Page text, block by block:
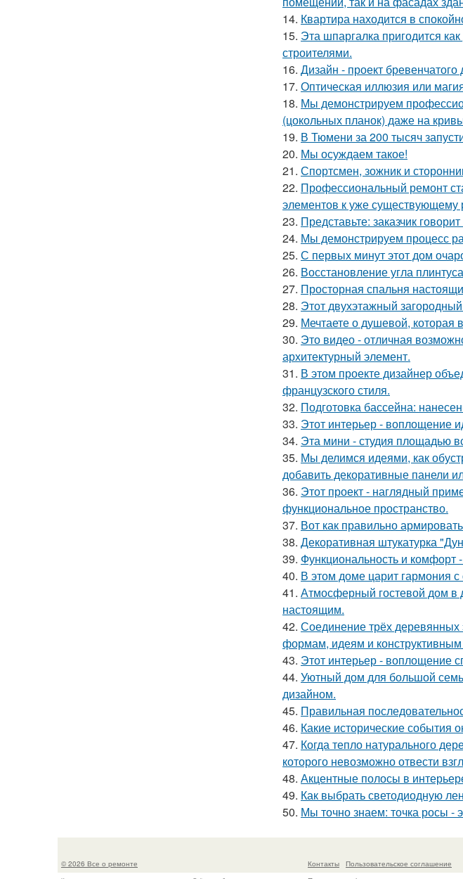
14. Квартира находится в
15. Эта шпаргалка пригодится
строителями.
16. Дизайн - проект
17. Оптическая иллюзия или
18. Мы демонстрируем
(цокольных планок) даже на
19. В Тюмени за 200 тысяч
20. Мы осуждаем такое!
21. Спортсмен, зожник и
22. Профессиональный ремонт
элементов к уже существующему
23. Представьте: заказчик
24. Мы демонстрируем процесс
25. С первых минут этот дом
26. Восстановление угла
27. Просторная спальня
28. Этот двухэтажный
29. Мечтаете о душевой, которая
30. Это видео - отличная
архитектурный элемент.
31. В этом проекте дизайнер
французского стиля.
32. Подготовка бассейна:
33. Этот интерьер - воплощение
34. Эта мини - студия площадью
35. Мы делимся идеями, как
добавить декоративные панели
36. Этот проект - наглядный
функциональное пространство.
37. Вот как правильно
38. Декоративная штукатурка
39. Функциональность и комфорт
40. В этом доме царит гармония
41. Атмосферный гостевой дом в
настоящим.
42. Соединение трёх деревянных
формам, идеям и
43. Этот интерьер - воплощение
44. Уютный дом для большой
дизайном.
45. Правильная
46. Какие исторические события
47. Когда тепло натурального
которого невозможно отвести
48. Акцентные полосы в
49. Как выбрать светодиодную
50. Мы точно знаем: точка росы -
© 2026 Все о ремонте Контакты
Пользовательское соглашение